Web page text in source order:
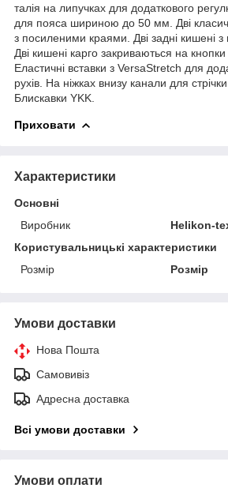
талія на липучках для додаткового
для пояса шириною до 50 мм. Дві
з посиленими краями. Дві задні кишені
Дві кишені карго закриваються на кнопки
Еластичні вставки з VersaStretch для
рухів. На ніжках внизу канали для
Блискавки YKK.
Приховати
Характеристики
Основні
Виробник
Helikon-
Користувальницькі характеристики
Розмір
Розмір
Умови доставки
Нова Пошта
Самовивіз
Адресна доставка
Всі умови доставки
Умови оплати